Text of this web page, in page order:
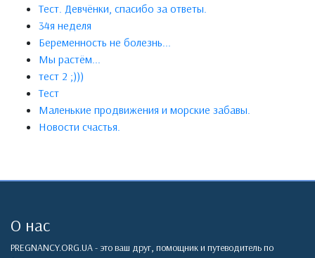
Тест. Девчёнки, спасибо за ответы.
34я неделя
Беременность не болезнь...
Мы растём...
тест 2 ;)))
Тест
Маленькие продвижения и морские забавы.
Новости счастья.
О нас
PREGNANCY.ORG.UA - это ваш друг, помощник и путеводитель по